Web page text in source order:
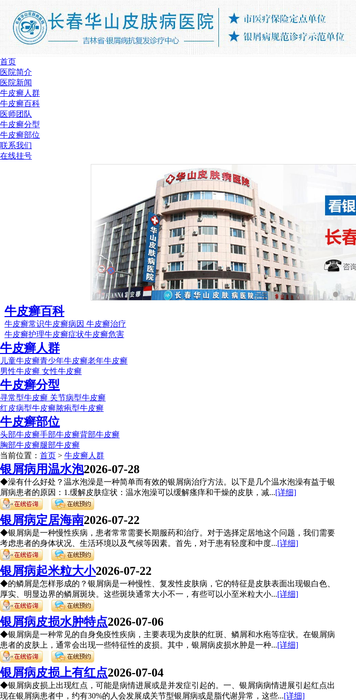
首页
医院简介
医院新闻
牛皮癣人群
牛皮癣百科
医师团队
牛皮癣分型
牛皮癣部位
联系我们
在线挂号
牛皮癣百科
牛皮癣常识牛皮癣病因 牛皮癣治疗
牛皮癣护理牛皮癣症状牛皮癣危害
牛皮癣人群
儿童牛皮癣青少年牛皮癣老年牛皮癣
男性牛皮癣 女性牛皮癣
牛皮癣分型
寻常型牛皮癣 关节病型牛皮癣
红皮病型牛皮癣脓疱型牛皮癣
牛皮癣部位
头部牛皮癣手部牛皮癣背部牛皮癣
胸部牛皮癣腿部牛皮癣
当前位置： 首页 > 牛皮癣人群
银屑病用温水泡2026-07-28
◆澡有什么好处？温水泡澡是一种简单而有效的银屑病治疗方法。以下是几个温水泡澡有益于银
屑病患者的原因：1.缓解皮肤症状：温水泡澡可以缓解瘙痒和干燥的皮肤，减...[详细]
银屑病定居海南2026-07-22
◆银屑病是一种慢性疾病，患者常常需要长期服药和治疗。对于选择定居地这个问题，我们需要
考虑患者的身体状况、生活环境以及气候等因素。首先，对于患有轻度和中度...[详细]
银屑病起米粒大小2026-07-22
◆的鳞屑是怎样形成的？银屑病是一种慢性、复发性皮肤病，它的特征是皮肤表面出现银白色、
厚实、明显边界的鳞屑斑块。这些斑块通常大小不一，有些可以小至米粒大小...[详细]
银屑病皮损水肿特点2026-07-06
◆银屑病是一种常见的自身免疫性疾病，主要表现为皮肤的红斑、鳞屑和水疱等症状。在银屑病
患者的皮肤上，通常会出现一些特征性的皮损。其中，银屑病皮损水肿是一种...[详细]
银屑病皮损上有红点2026-07-04
◆银屑病皮损上出现红点，可能是病情进展或是并发症引起的。一、银屑病病情进展引起红点出
现在银屑病患者中，约有30%的人会发展成关节型银屑病或是脂代谢异常，这些...[详细]